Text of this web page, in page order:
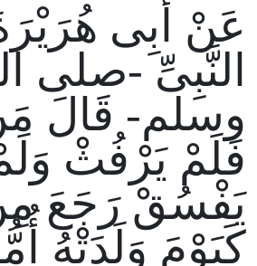
عَنْ أَبِى
النَّبِىِّ -صلى
وسلم- قَالَ
فَلَمْ يَرْفُثْ
يَفْسُقْ رَجَعَ
كَيَوْمَ وَلَدَتْهُ